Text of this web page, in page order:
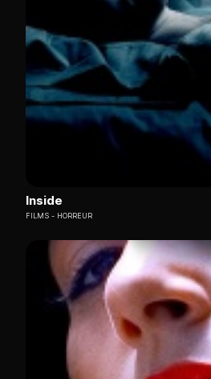
Inside
FILMS HORREUR